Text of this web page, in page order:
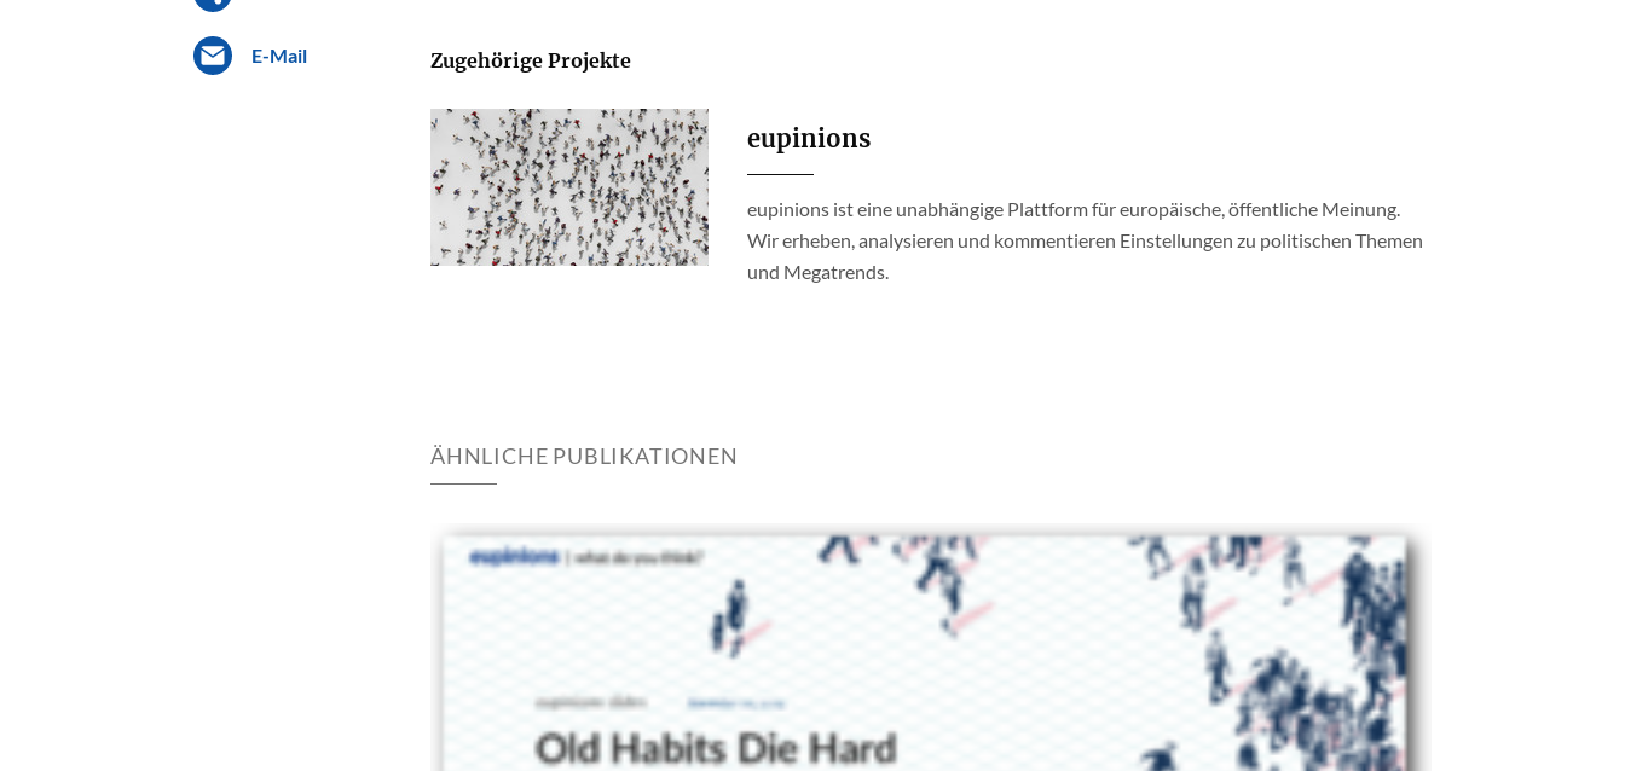
E-Mail Zugehörige Projekte
eupinions
eupinions ist eine unabhängige Plattform für europäische, öffentliche Meinung.
Wir erheben, analysieren und kommentieren Einstellungen zu politischen Themen
und Megatrends.
ÄHNLICHE PUBLIKATIONEN